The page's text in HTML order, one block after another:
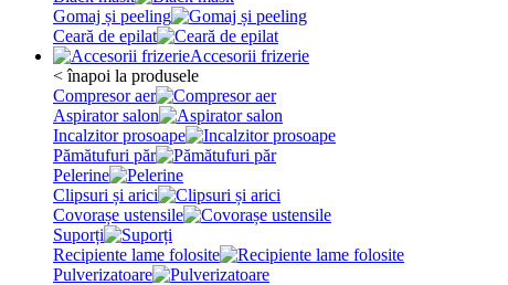
Gomaj și peeling
Ceară de epilat
Accesorii frizerie
< înapoi la produsele
Compresor aer
Aspirator salon
Incalzitor prosoape
Pămătufuri păr
Pelerine
Clipsuri și arici
Covorașe ustensile
Suporți
Recipiente lame folosite
Pulverizatoare